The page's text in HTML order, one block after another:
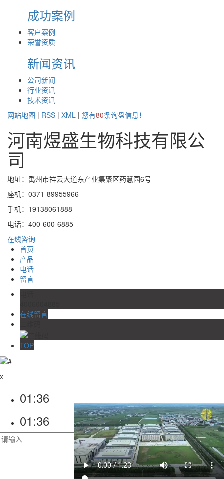
成功案例
客户案例
荣誉资质
新闻资讯
公司新闻
行业资讯
技术资讯
网站地图 | RSS | XML | 您有80条询盘信息！
河南煜盛生物科技有限公
司
地址：禹州市祥云大道东产业集聚区药慧园6号
座机：0371-89955966
手机：19138061888
电话：400-600-6885
在线咨询
首页
产品
电话
留言
在线留言
TOP
x
01:36
01:36